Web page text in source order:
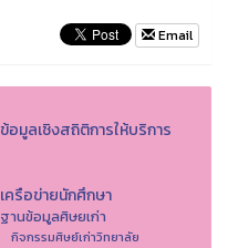
Email
ข้อมูลเชิงสถิติการให้บริการ
เครือข่ายนักศึกษา
ฐานข้อมูลศิษยเก่า
กิจกรรมศิษย์เก่าวิทยาลัย